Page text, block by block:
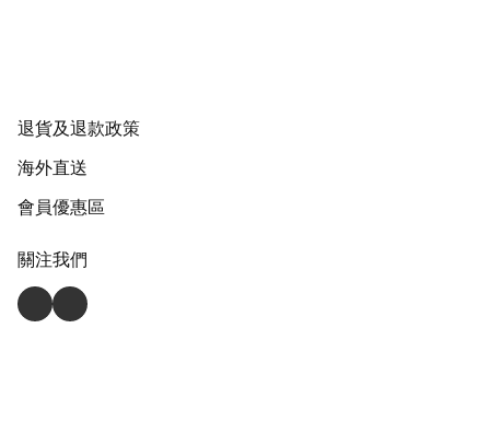
退貨及退款政策
海外直送
會員優惠區
關注我們